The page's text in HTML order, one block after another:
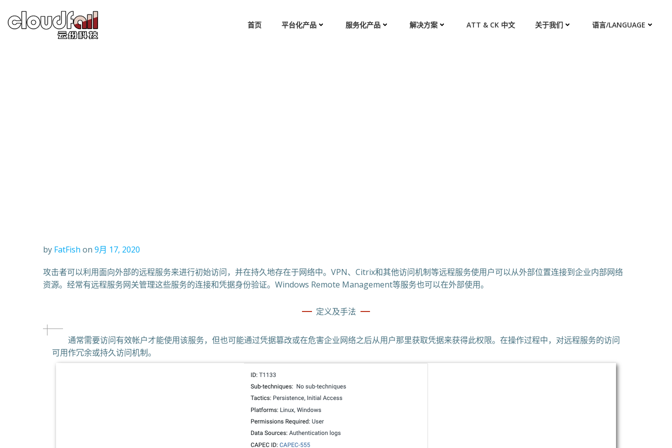
首页 平台化产品 服务化产品 解决方案 ATT & CK 中文 关于我们 语言/LANGUAGE
by FatFish on 9月 17, 2020
攻击者可以利用面向外部的远程服务来进行初始访问，并在持久地存在于网络中。VPN、Citrix和其他访问机制等远程服务使用户可以从外部位置连接到企业内部网络
资源。经常有远程服务网关管理这些服务的连接和凭据身份验证。Windows Remote Management等服务也可以在外部使用。
定义及手法
通常需要访问有效帐户才能使用该服务，但也可能通过凭据篡改或在危害企业网络之后从用户那里获取凭据来获得此权限。在操作过程中，对远程服务的访问
可用作冗余或持久访问机制。